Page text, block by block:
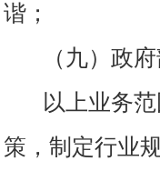
谐；
（九）政
以上业务
策，制定行业